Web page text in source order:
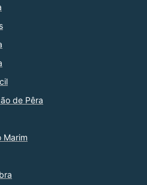
de Pêra
Marim